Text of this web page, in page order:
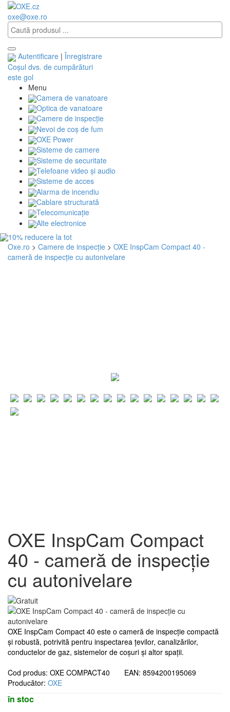
oxe@oxe.ro
Autentificare | Înregistrare
Coșul dvs. de cumpărături
este gol
Menu
Camera de vanatoare
Optica de vanatoare
Camere de inspecție
Nevoi de coș de fum
OXE Power
Sisteme de camere
Sisteme de securitate
Telefoane video și audio
Sisteme de acces
Alarma de incendiu
Cablare structurată
Telecomunicaţie
Alte electronice
Oxe.ro > Camere de inspecție > OXE InspCam Compact 40 -
cameră de inspecție cu autonivelare
OXE InspCam Compact
40 - cameră de inspecție
cu autonivelare
OXE InspCam Compact 40 este o cameră de inspecție compactă
și robustă, potrivită pentru inspectarea țevilor, canalizărilor,
conductelor de gaz, sistemelor de coșuri și altor spații.
Cod produs: OXE COMPACT40 EAN: 8594200195069
Producător: OXE
în stoc